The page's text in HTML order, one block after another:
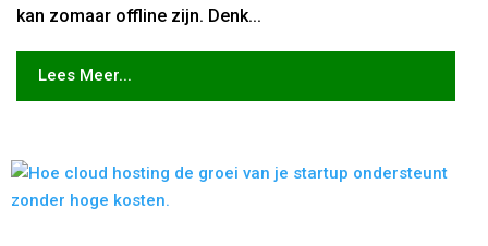
kan zomaar offline zijn. Denk...
Lees Meer...